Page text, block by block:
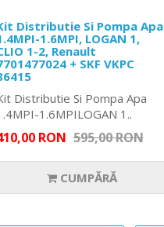
Distributie Si Pompa Apa
1.6MPI, LOGAN 1,
1-2, Renault
+ SKF VKPC
Distributie Si Pompa Apa
1.6MPILOGAN 1..
RON 595,00 RON
CUMPĂRĂ